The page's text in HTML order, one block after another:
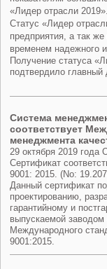
«Лидер отрасли 2019».
Статус «Лидер
предприятия, а так
временем надежного
Получение статуса
подтвердило
Система
соответствует
менеджмента
29 октября 2019
Сертификат
9001: 2015. (No:
Данный сертификат
проектированию,
гарантийному и
выпускаемой
Международного
9001:2015.